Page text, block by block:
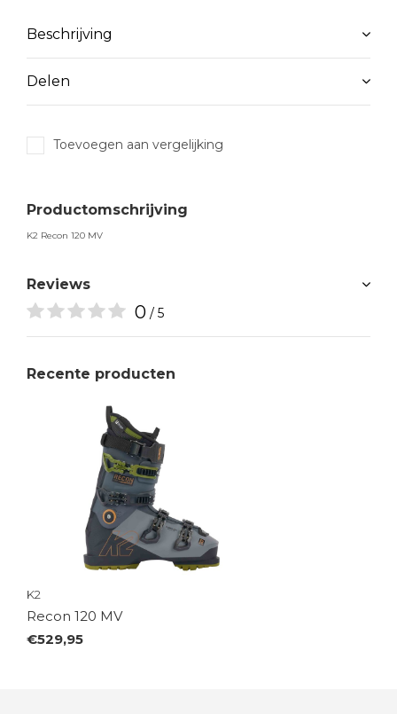
Beschrijving
Delen
Toevoegen aan vergelijking
Productomschrijving
K2 Recon 120 MV
Reviews
0 / 5
Recente producten
K2
Recon 120 MV
€529,95